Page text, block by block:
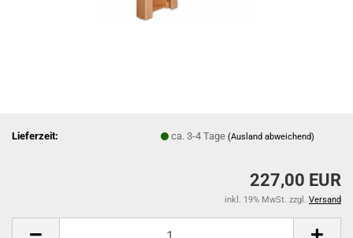
Lieferzeit: ca. 3-4 Tage(Ausland abweichend)
227,00 EUR
inkl. 19% MwSt. zzgl. Versand